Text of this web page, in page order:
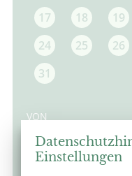
17
18 19
24
25 26
31
VON
BIS
Einstellungen